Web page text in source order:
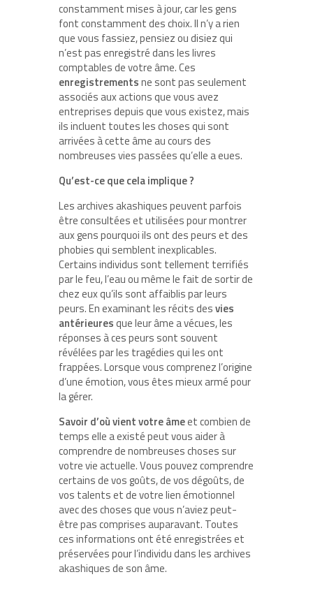
constamment mises à jour, car les gens
font constamment des choix. Il n’y a rien
que vous fassiez, pensiez ou disiez qui
n’est pas enregistré dans les livres
comptables de votre âme. Ces
enregistrementsne sont pas seulement
associés aux actions que vous avez
entreprises depuis que vous existez, mais
ils incluent toutes les choses qui sont
arrivées à cette âme au cours des
nombreuses vies passées qu’elle a eues.
Qu’est-ce que cela implique ?
Les archives akashiques peuvent parfois
être consultées et utilisées pour montrer
aux gens pourquoi ils ont des peurs et des
phobies qui semblent inexplicables.
Certains individus sont tellement terrifiés
par le feu, l’eau ou même le fait de sortir de
chez eux qu’ils sont affaiblis par leurs
peurs. En examinant les récits desvies
antérieuresque leur âme a vécues, les
réponses à ces peurs sont souvent
révélées par les tragédies qui les ont
frappées. Lorsque vous comprenez l’origine
d’une émotion, vous êtes mieux armé pour
la gérer.
Savoir d’où vient votre âmeet combien de
temps elle a existé peut vous aider à
comprendre de nombreuses choses sur
votre vie actuelle. Vous pouvez comprendre
certains de vos goûts, de vos dégoûts, de
vos talents et de votre lien émotionnel
avec des choses que vous n’aviez peut-
être pas comprises auparavant. Toutes
ces informations ont été enregistrées et
préservées pour l’individu dans les archives
akashiques de son âme.